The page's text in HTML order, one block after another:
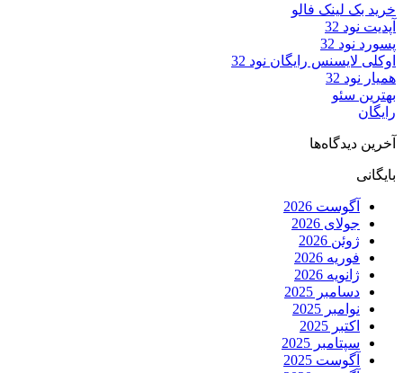
خرید بک لینک فالو
آپدیت نود 32
پسورد نود 32
اوکلی لایسنس رایگان نود 32
همیار نود 32
بهترین سئو
رایگان
آخرین دیدگاه‌ها
بایگانی
آگوست 2026
جولای 2026
ژوئن 2026
فوریه 2026
ژانویه 2026
دسامبر 2025
نوامبر 2025
اکتبر 2025
سپتامبر 2025
آگوست 2025